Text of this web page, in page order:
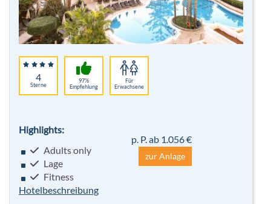
4
Sterne
97%
Empfehlung
Für
Erwachsene
Highlights:
Adults only
Lage
Fitness
Hotelbeschreibung
p. P. ab 1.056 €
zur Anlage